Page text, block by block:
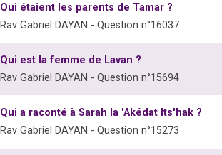
Qui étaient les parents de Tamar ?
Rav Gabriel DAYAN - Question n°16037
Qui est la femme de Lavan ?
Rav Gabriel DAYAN - Question n°15694
Qui a raconté à Sarah la 'Akédat Its'hak ?
Rav Gabriel DAYAN - Question n°15273